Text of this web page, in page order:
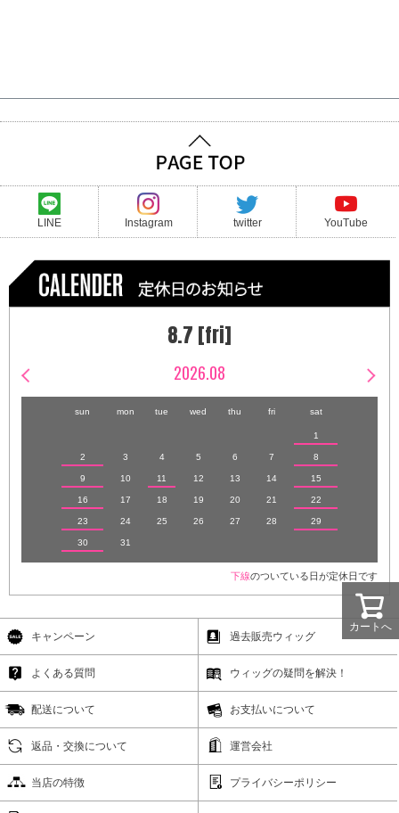
カートへ
LINE Instagram twitter YouTube
8.7 [fri]
2026.08
sun mon tue wed thu fri sat
1
2 3 4 5 6 7 8
9 10 11 12 13 14 15
16 17 18 19 20 21 22
23 24 25 26 27 28 29
30 31
下線のついている日が定休日です
キャンペーン 過去販売ウィッグ
よくある質問 ウィッグの疑問を解決！
配送について お支払いについて
返品・交換について 運営会社
当店の特徴 プライバシーポリシー